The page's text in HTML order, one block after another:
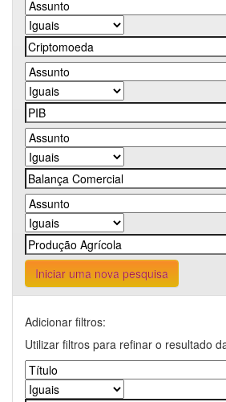
Iniciar uma nova pesquisa
Adicionar filtros:
Utilizar filtros para refinar o resultado